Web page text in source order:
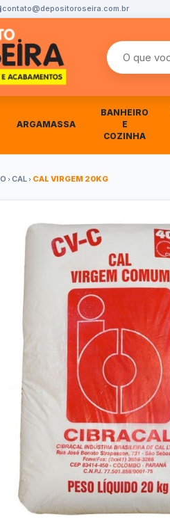
contato@depositoroseira.com.br
Buscar produtos
ARGAMASSA
BANHEIRO
E
COZINHA
CAL CAL VIRGEM 20KG